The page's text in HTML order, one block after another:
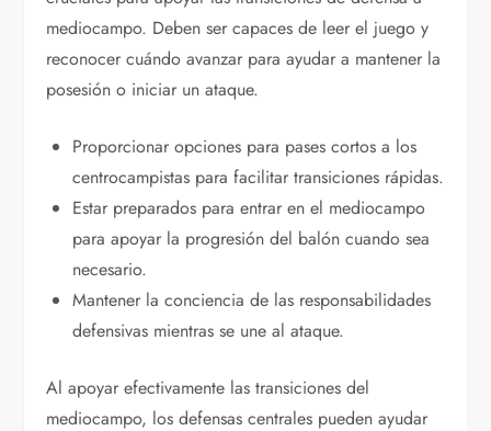
mediocampo. Deben ser capaces de leer el juego y
reconocer cuándo avanzar para ayudar a mantener la
posesión o iniciar un ataque.
Proporcionar opciones para pases cortos a los
centrocampistas para facilitar transiciones rápidas.
Estar preparados para entrar en el mediocampo
para apoyar la progresión del balón cuando sea
necesario.
Mantener la conciencia de las responsabilidades
defensivas mientras se une al ataque.
Al apoyar efectivamente las transiciones del
mediocampo, los defensas centrales pueden ayudar